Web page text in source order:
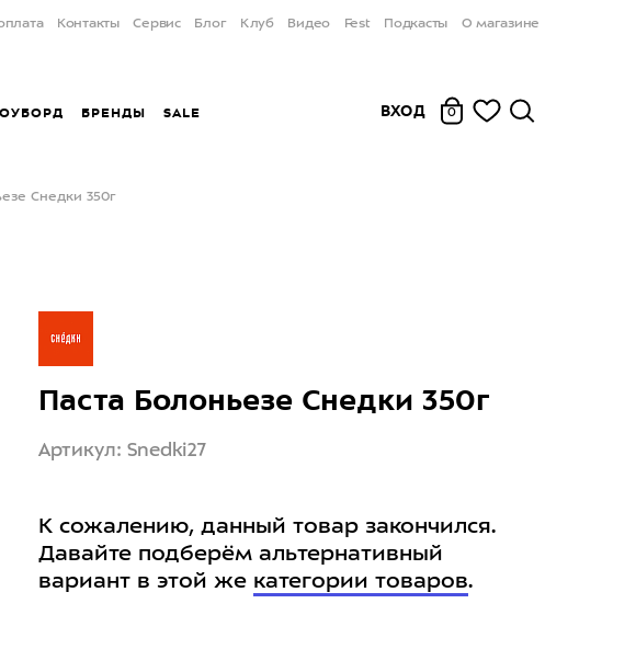
Контакты Сервис Блог Клуб Видео Fest Подкасты О магазине
БРЕНДЫ SALE ВХОД 0
Снедки 350г
Паста Болоньезе Снедки 350г
Артикул: Snedki27
К сожалению, данный товар закончился.
Давайте подберём альтернативный
вариант в этой же категории товаров.